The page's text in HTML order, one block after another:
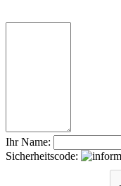
Ihr Name:
Sicherheitscode: